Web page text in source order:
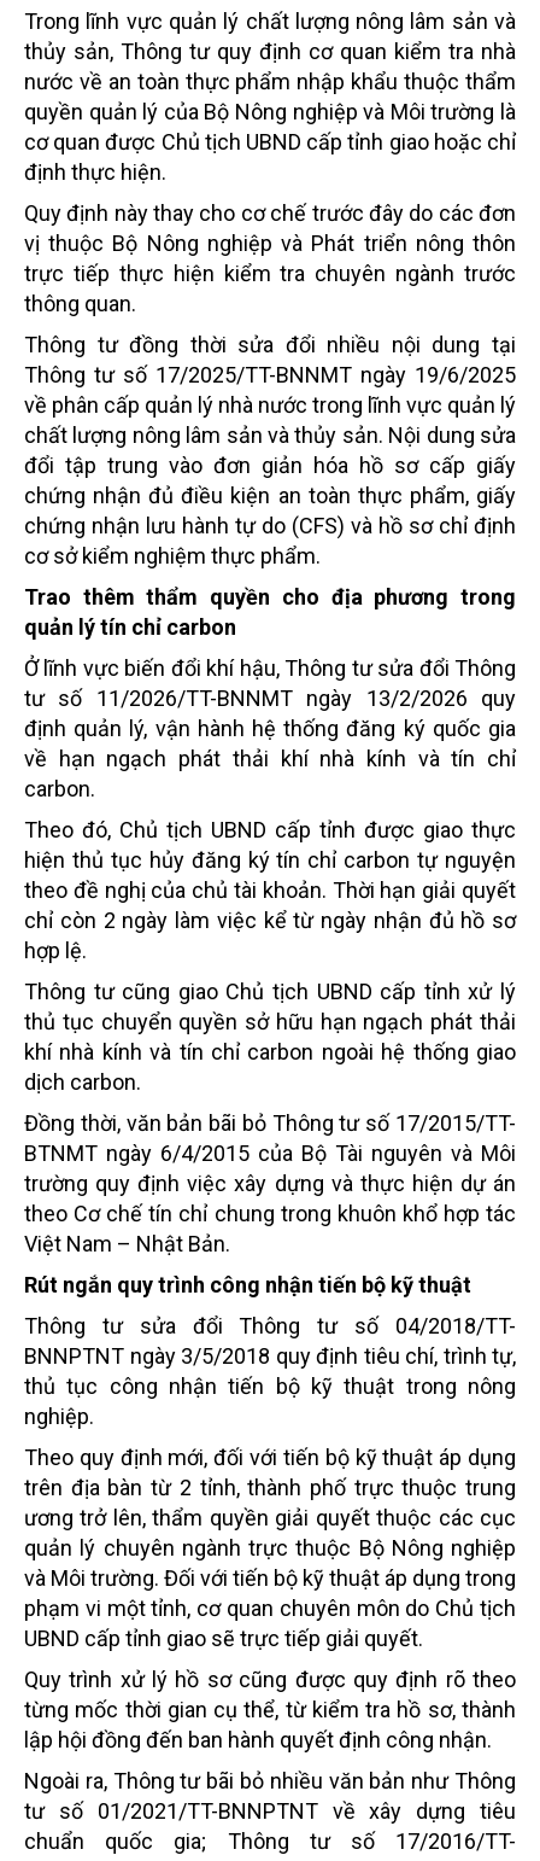
Trong lĩnh vực quản lý chất lượng nông lâm sản và
thủy sản, Thông tư quy định cơ quan kiểm tra nhà
nước về an toàn thực phẩm nhập khẩu thuộc thẩm
quyền quản lý của Bộ Nông nghiệp và Môi trường là
cơ quan được Chủ tịch UBND cấp tỉnh giao hoặc chỉ
định thực hiện.
Quy định này thay cho cơ chế trước đây do các đơn
vị thuộc Bộ Nông nghiệp và Phát triển nông thôn
trực tiếp thực hiện kiểm tra chuyên ngành trước
thông quan.
Thông tư đồng thời sửa đổi nhiều nội dung tại
Thông tư số 17/2025/TT-BNNMT ngày 19/6/2025
về phân cấp quản lý nhà nước trong lĩnh vực quản lý
chất lượng nông lâm sản và thủy sản. Nội dung sửa
đổi tập trung vào đơn giản hóa hồ sơ cấp giấy
chứng nhận đủ điều kiện an toàn thực phẩm, giấy
chứng nhận lưu hành tự do (CFS) và hồ sơ chỉ định
cơ sở kiểm nghiệm thực phẩm.
Trao thêm thẩm quyền cho địa phương trong
quản lý tín chỉ carbon
Ở lĩnh vực biến đổi khí hậu, Thông tư sửa đổi Thông
tư số 11/2026/TT-BNNMT ngày 13/2/2026 quy
định quản lý, vận hành hệ thống đăng ký quốc gia
về hạn ngạch phát thải khí nhà kính và tín chỉ
carbon.
Theo đó, Chủ tịch UBND cấp tỉnh được giao thực
hiện thủ tục hủy đăng ký tín chỉ carbon tự nguyện
theo đề nghị của chủ tài khoản. Thời hạn giải quyết
chỉ còn 2 ngày làm việc kể từ ngày nhận đủ hồ sơ
hợp lệ.
Thông tư cũng giao Chủ tịch UBND cấp tỉnh xử lý
thủ tục chuyển quyền sở hữu hạn ngạch phát thải
khí nhà kính và tín chỉ carbon ngoài hệ thống giao
dịch carbon.
Đồng thời, văn bản bãi bỏ Thông tư số 17/2015/TT-
BTNMT ngày 6/4/2015 của Bộ Tài nguyên và Môi
trường quy định việc xây dựng và thực hiện dự án
theo Cơ chế tín chỉ chung trong khuôn khổ hợp tác
Việt Nam – Nhật Bản.
Rút ngắn quy trình công nhận tiến bộ kỹ thuật
Thông tư sửa đổi Thông tư số 04/2018/TT-
BNNPTNT ngày 3/5/2018 quy định tiêu chí, trình tự,
thủ tục công nhận tiến bộ kỹ thuật trong nông
nghiệp.
Theo quy định mới, đối với tiến bộ kỹ thuật áp dụng
trên địa bàn từ 2 tỉnh, thành phố trực thuộc trung
ương trở lên, thẩm quyền giải quyết thuộc các cục
quản lý chuyên ngành trực thuộc Bộ Nông nghiệp
và Môi trường. Đối với tiến bộ kỹ thuật áp dụng trong
phạm vi một tỉnh, cơ quan chuyên môn do Chủ tịch
UBND cấp tỉnh giao sẽ trực tiếp giải quyết.
Quy trình xử lý hồ sơ cũng được quy định rõ theo
từng mốc thời gian cụ thể, từ kiểm tra hồ sơ, thành
lập hội đồng đến ban hành quyết định công nhận.
Ngoài ra, Thông tư bãi bỏ nhiều văn bản như Thông
tư số 01/2021/TT-BNNPTNT về xây dựng tiêu
chuẩn quốc gia; Thông tư số 17/2016/TT-